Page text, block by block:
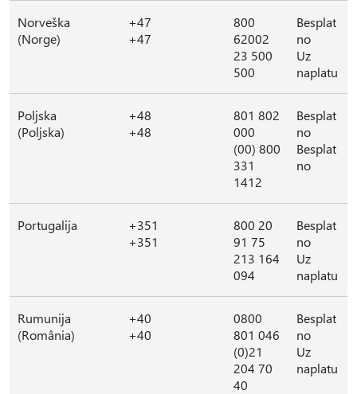
Norveška
(Norge)
+47
+47
800
62002
23 500
500
Besplat
no
Uz
naplatu
Poljska
(Poljska)
+48
+48
801 802
000
(00) 800
331
1412
Besplat
no
Besplat
no
Portugalija
+351
+351
800 20
91 75
213 164
094
Besplat
no
Uz
naplatu
Rumunija
(România)
+40
+40
0800
801 046
(0)21
204 70
40
Besplat
no
Uz
naplatu